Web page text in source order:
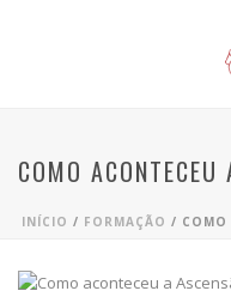
COMO
INÍCIO / FORMAÇÃO / COMO